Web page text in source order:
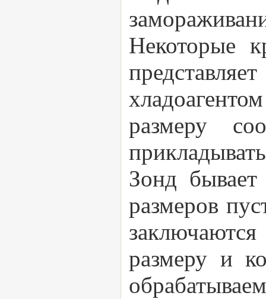
Некоторые
размеру
Зонд
размеров
размеру и